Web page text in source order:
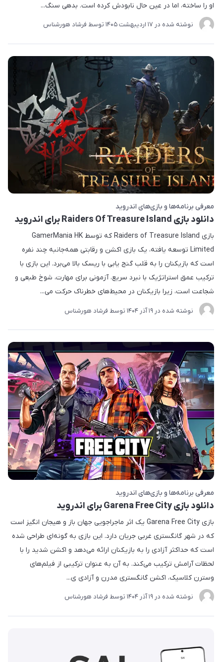
او را ساخته، اما در عین حال نابودش کرده است. بدهی سنگ...
نوشته شده در 17 ارديبهشت 1405 توسط فرشاد هورشناس
معرفی برنامه‌ها و بازی‌های اندروید
دانلود بازی Raiders Of Treasure Island برای اندروید
بازی Raiders of Treasure Island که توسط GamerMania HK
Limited توسعه یافته، یک بازی اکشن و رقابتی همه‌جانبه چند نفره
است که بازیکنان را به قلب گنج یابی با ریسک بالا می‌برد. این بازی با
ترکیب عمق استراتژیک با نبرد سریع، آزمونی برای مهارت، شوخ طبعی و
شجاعت است، زیرا بازیکنان در محیط‌های خطرناک حرکت می‌...
نوشته شده در 19 آذر 1404 توسط فرشاد هورشناس
معرفی برنامه‌ها و بازی‌های اندروید
دانلود بازی Garena Free City برای اندروید
بازی Garena Free City یک اثر ماجراجویی جهان باز و هیجان انگیز است
که در شهر گانگستری غربی جریان دارد. این بازی به گونه‌ای طراحی شده
است که حداکثر آزادی را به بازیکنان ارائه می‌دهد و اکشن شدید را با
لحظات آرامش ترکیب می‌کند. به آن به عنوان ترکیبی از فیلم‌های
وسترن کلاسیک، اکشن گانگستری مدرن و آزادی ی...
نوشته شده در 19 آذر 1404 توسط فرشاد هورشناس